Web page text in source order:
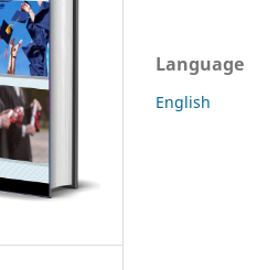
Language
English